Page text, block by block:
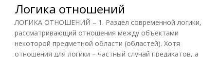
Логика отношений
ЛОГИКА ОТНОШЕНИЙ – 1. Раздел современной логики,
рассматривающий отношения между объектами
некоторой предметной области (областей). Хотя
отношения для логики – частный случай предикатов, а